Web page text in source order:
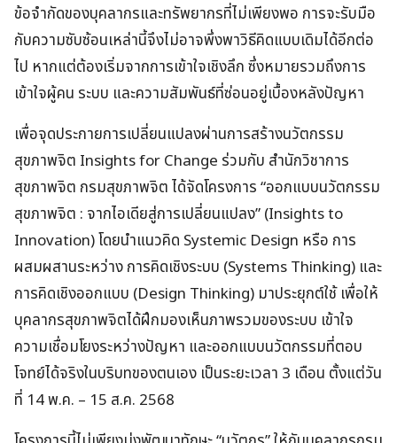
ข้อจำกัดของบุคลากรและทรัพยากรที่ไม่เพียงพอ การจะรับมือ
กับความซับซ้อนเหล่านี้จึงไม่อาจพึ่งพาวิธีคิดแบบเดิมได้อีกต่อ
ไป หากแต่ต้องเริ่มจากการเข้าใจเชิงลึก ซึ่งหมายรวมถึงการ
เข้าใจผู้คน ระบบ และความสัมพันธ์ที่ซ่อนอยู่เบื้องหลังปัญหา
เพื่อจุดประกายการเปลี่ยนแปลงผ่านการสร้างนวัตกรรม
สุขภาพจิต Insights for Change ร่วมกับ สำนักวิชาการ
สุขภาพจิต กรมสุขภาพจิต ได้จัดโครงการ “ออกแบบนวัตกรรม
สุขภาพจิต : จากไอเดียสู่การเปลี่ยนแปลง” (Insights to
Innovation)โดยนำแนวคิด Systemic Design หรือ การ
ผสมผสานระหว่าง การคิดเชิงระบบ (Systems Thinking) และ
การคิดเชิงออกแบบ (Design Thinking) มาประยุกต์ใช้ เพื่อให้
บุคลากรสุขภาพจิตได้ฝึกมองเห็นภาพรวมของระบบ เข้าใจ
ความเชื่อมโยงระหว่างปัญหา และออกแบบนวัตกรรมที่ตอบ
โจทย์ได้จริงในบริบทของตนเอง เป็นระยะเวลา 3 เดือน ตั้งแต่วัน
ที่ 14 พ.ค. – 15 ส.ค. 2568